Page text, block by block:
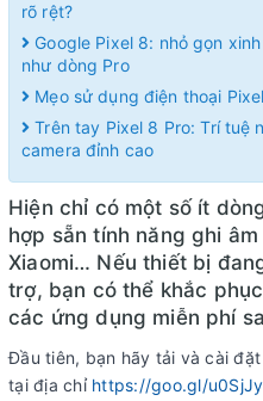
rõ rệt?
Google Pixel 8: nhỏ gọn
như dòng Pro
Mẹo sử dụng điện thoại
Trên tay Pixel 8 Pro: Trí tuệ
camera đỉnh cao
Hiện chỉ có một số ít
hợp sẵn tính năng ghi
Xiaomi… Nếu thiết bị
trợ, bạn có thể khắc
các ứng dụng miễn phí
Đầu tiên, bạn hãy tải và cài
tại địa chỉ https://goo.gl/u0SjJy